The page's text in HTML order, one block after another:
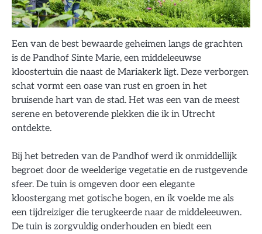
Een van de best bewaarde geheimen langs de grachten
is de Pandhof Sinte Marie, een middeleeuwse
kloostertuin die naast de Mariakerk ligt. Deze verborgen
schat vormt een oase van rust en groen in het
bruisende hart van de stad. Het was een van de meest
serene en betoverende plekken die ik in Utrecht
ontdekte.
Bij het betreden van de Pandhof werd ik onmiddellijk
begroet door de weelderige vegetatie en de rustgevende
sfeer. De tuin is omgeven door een elegante
kloostergang met gotische bogen, en ik voelde me als
een tijdreiziger die terugkeerde naar de middeleeuwen.
De tuin is zorgvuldig onderhouden en biedt een